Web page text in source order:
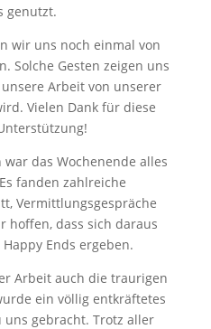
genutzt.
wir uns noch einmal von
Solche Gesten zeigen uns
Arbeit von unserer
Vielen Dank für diese
das Wochenende alles
fanden zahlreiche
Vermittlungsgespräche
dass sich daraus
Ends ergeben.
Arbeit auch die traurigen
ein völlig entkräftetes
gebracht. Trotz aller